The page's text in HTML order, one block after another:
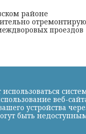
районе
проездов
веб-
устройства
быть